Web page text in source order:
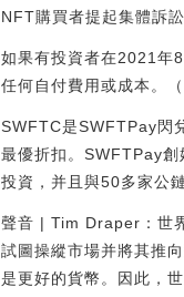
NFT購買者提起集體訴
如果有投資者在2021年
任何自付費用或成本。
SWFTC是SWFTPay閃
最優折扣。SWFTPay
投資，并且與50多家公
聲音 | Tim Draper：世
試圖操縱市場并將其推
是更好的貨幣。因此，